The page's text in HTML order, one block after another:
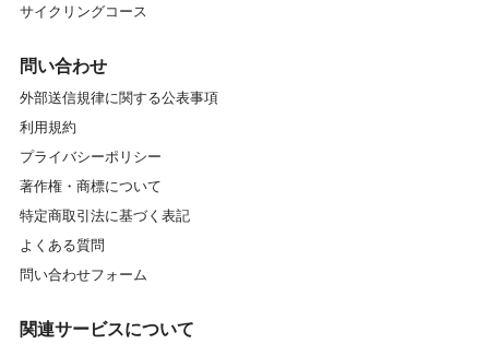
サイクリングコース
問い合わせ
外部送信規律に関する公表事項
利用規約
プライバシーポリシー
著作権・商標について
特定商取引法に基づく表記
よくある質問
問い合わせフォーム
関連サービスについて